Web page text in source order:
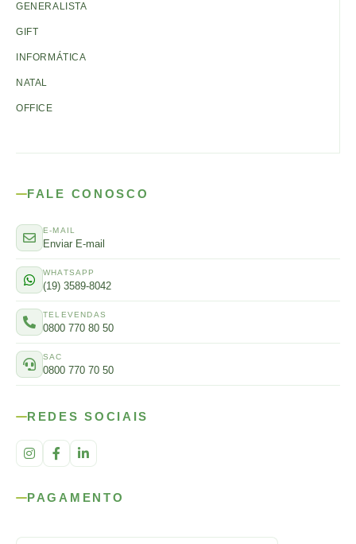
GENERALISTA
GIFT
INFORMÁTICA
NATAL
OFFICE
FALE CONOSCO
E-MAIL
Enviar E-mail
WHATSAPP
(19) 3589-8042
TELEVENDAS
0800 770 80 50
SAC
0800 770 70 50
REDES SOCIAIS
PAGAMENTO